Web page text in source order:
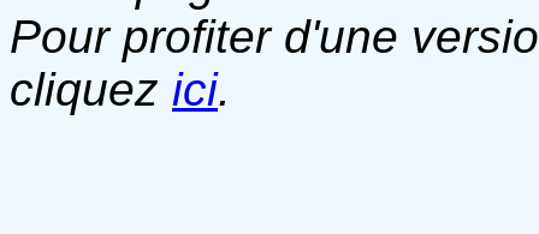
Pour profiter d'une
cliquez ici.